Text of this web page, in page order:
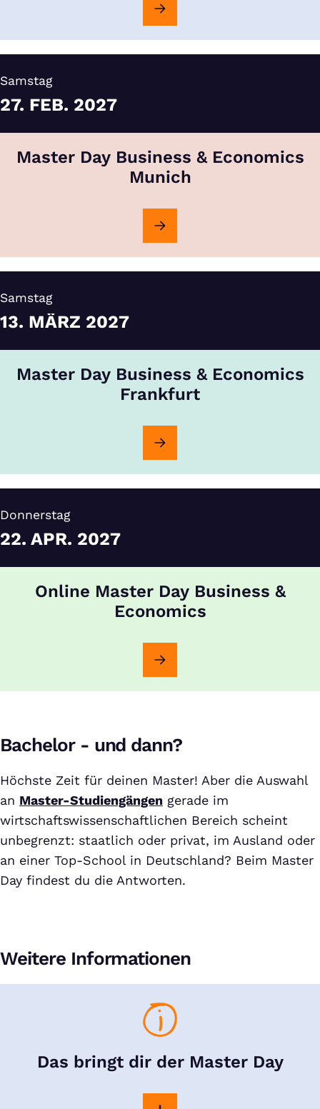
Samstag
27. FEB. 2027
Master Day Business & Economics
Munich
Samstag
13. MÄRZ 2027
Master Day Business & Economics
Frankfurt
Donnerstag
22. APR. 2027
Online Master Day Business &
Economics
Bachelor - und dann?
Höchste Zeit für deinen Master! Aber die Auswahl
an Master-Studiengängen gerade im
wirtschaftswissenschaftlichen Bereich scheint
unbegrenzt: staatlich oder privat, im Ausland oder
an einer Top-School in Deutschland? Beim Master
Day findest du die Antworten.
Weitere Informationen
Das bringt dir der Master Day